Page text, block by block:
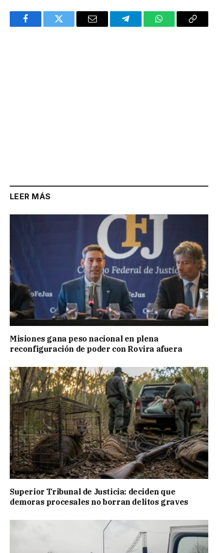
FacebookTwitter Email TelegramWhatsAppCopy
LEER MÁS
Misiones gana peso nacional en plena
reconfiguración de poder con Rovira afuera
Superior Tribunal de Justicia: deciden que
demoras procesales no borran delitos graves